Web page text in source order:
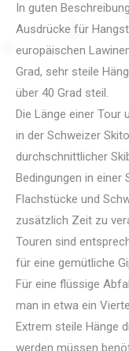
In guten
Ausdrücke für
europäischen
Grad, sehr steile
über 40 Grad steil.
Die Länge einer Tour
in der Schweizer
durchschnittlicher
Bedingungen in einer
Flachstücke und
zusätzlich Zeit zu
Touren sind
für eine gemütliche
Für eine flüssige
man in etwa ein
Extrem steile Hänge
werden müssen